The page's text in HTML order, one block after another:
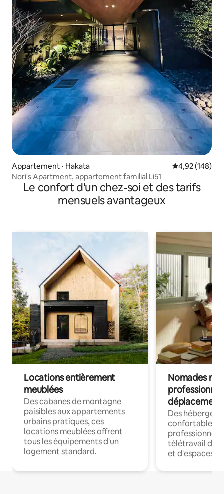
Appartement ⋅ Hakata Évaluation
4,92 (148)
Nori's Apartment, appartement familial Li51
Le confort d'un chez-soi et des tarifs
mensuels avantageux
Locations entièrement
meublées
Des cabanes de montagne
paisibles aux appartements
urbains pratiques, ces
locations meublées offrent
tous les équipements d'un
logement standard.
Nomades
déplacement
Des
confortables
professionnels
télétravail
et d'espaces